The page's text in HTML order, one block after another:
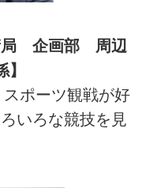
局 企画部 周辺
ポーツ観戦が好
いろな競技を見